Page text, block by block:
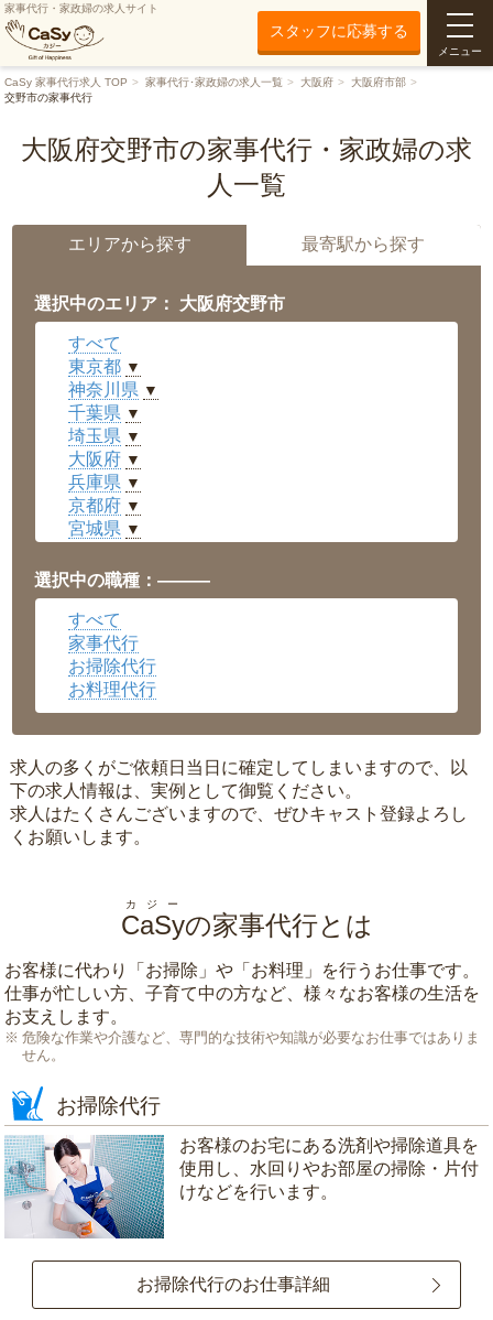
家事代行・家政婦の求人サイト
スタッフに応募する
メニュー
CaSy 家事代行求人 TOP 家事代行･家政婦の求人一覧 大阪府
大阪府市部
交野市の家事代行
大阪府交野市の家事代行・家政婦の求
人一覧
エリアから探す 最寄駅から探す
選択中のエリア： 大阪府交野市
すべて
東京都 ▼
神奈川県 ▼
千葉県 ▼
埼玉県 ▼
大阪府 ▼
兵庫県 ▼
京都府 ▼
宮城県 ▼
福井県 ▼
岡山県 ▼
広島県
沖縄県 ▼
選択中の職種：———
すべて
家事代行
お掃除代行
お料理代行
求人の多くがご依頼日当日に確定してしまいますので、以
下の求人情報は、実例として御覧ください。
求人はたくさんございますので、ぜひキャスト登録よろし
くお願いします。
CaSy
カジー
の家事代行とは
お客様に代わり「 お掃除 」や「 お料理 」を行うお仕事です。
仕事が忙しい方、子育て中の方など、様々なお客様の生活を
お支えします。
危険な作業や介護など、専門的な技術や知識が必要なお仕事ではありま
せん。
お掃除代行
お客様のお宅にある洗剤や掃除道具を
使用し、水回りやお部屋の掃除・片付
けなどを行います。
お掃除代行のお仕事詳細